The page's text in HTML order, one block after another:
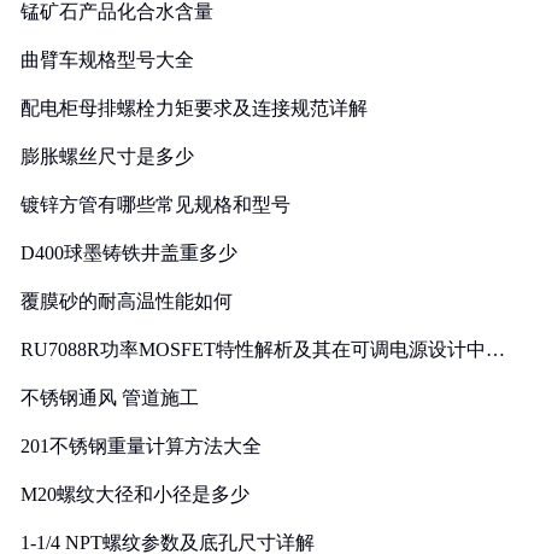
锰矿石产品化合水含量
曲臂车规格型号大全
配电柜母排螺栓力矩要求及连接规范详解
膨胀螺丝尺寸是多少
镀锌方管有哪些常见规格和型号
D400球墨铸铁井盖重多少
覆膜砂的耐高温性能如何
RU7088R功率MOSFET特性解析及其在可调电源设计中的
不锈钢通风 管道施工
201不锈钢重量计算方法大全
M20螺纹大径和小径是多少
1-1/4 NPT螺纹参数及底孔尺寸详解